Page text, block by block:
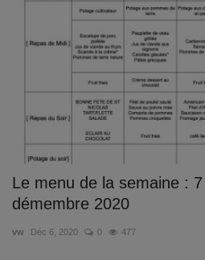
Services
Le menu de la semaine :
démembre 2020
vw Déc 6, 2020 0 477